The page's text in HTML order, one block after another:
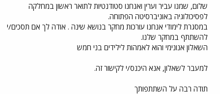
שלום, שמנו עביר וערין ואנחנו סטודנטיות לתואר ראשון במחלקה
לפסיכולוגיה באוניברסיטה הפתוחה.
במסגרת לימודי אנחנו עורכות מחקר בנושא שינה . אודה לך אם תסכים/י
להשתתף במחקר שלנו.
השאלון אנונימי והוא לאמהות לילידים בני חמש
למעבר לשאלון, אנא היכנס/י לקישור זה.
תודה רבה על השתתפותך